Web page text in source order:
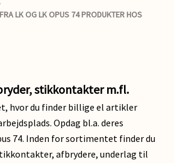
LK OG LK OPUS 74 PRODUKTER HOS
stikkontakter m.fl.
hvor du finder billige el artikler
Opdag bl.a. deres
74. Inden for sortimentet finder du
afbrydere, underlag til